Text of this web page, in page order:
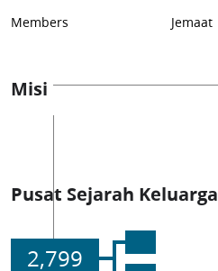
Members Jemaat
Misi
Pusat Sejarah Keluarga
2,799